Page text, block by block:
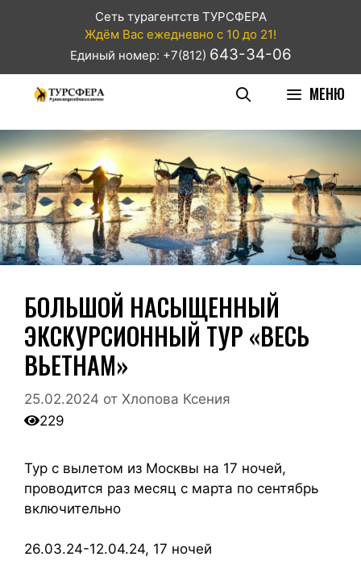
Сеть турагентств ТУРСФЕРА
Ждём Вас ежедневно с 10 до 21!
Единый номер: +7(812) 643-34-06
МЕНЮ
БОЛЬШОЙ НАСЫЩЕННЫЙ
ЭКСКУРСИОННЫЙ ТУР «ВЕСЬ
ВЬЕТНАМ»
25.02.2024 от Хлопова Ксения
229
Тур с вылетом из Москвы на 17 ночей,
проводится раз месяц с марта по сентябрь
включительно
26.03.24-12.04.24, 17 ночей